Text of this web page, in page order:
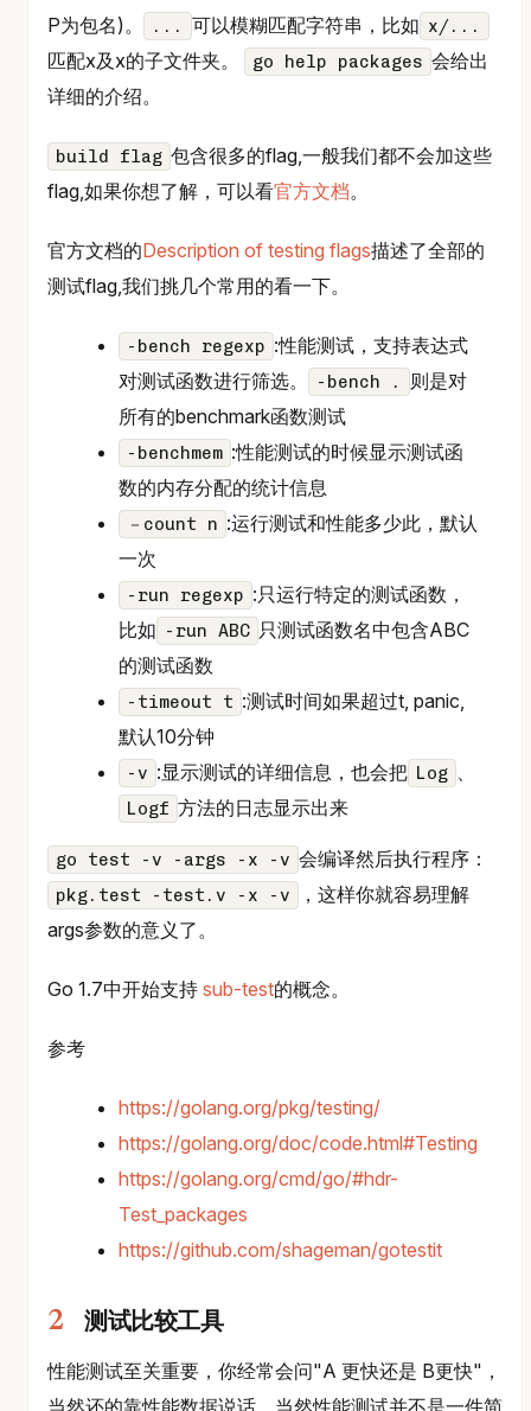
P为包名)。
... 可以模糊匹配字符串，比如 x/...
匹配x及x的子文件夹。 go help packages 会给出
详细的介绍。
build flag 包含很多的flag,一般我们都不会加这些
flag,如果你想了解，可以看官方文档。
官方文档的Description of testing flags描述了全部的
测试flag,我们挑几个常用的看一下。
-bench regexp :性能测试，支持表达式
对测试函数进行筛选。
-bench .
则是对
所有的benchmark函数测试
-benchmem :性能测试的时候显示测试函
数的内存分配的统计信息
－count n :运行测试和性能多少此，默认
一次
-run regexp :只运行特定的测试函数，
比如 -run ABC 只测试函数名中包含ABC
的测试函数
-timeout t :测试时间如果超过t, panic,
默认10分钟
-v :显示测试的详细信息，也会把 Log 、
Logf 方法的日志显示出来
go test -v -args -x -v 会编译然后执行程序：
pkg.test -test.v -x -v
，这样你就容易理解
args参数的意义了。
Go 1.7中开始支持 sub-test的概念。
参考
https://golang.org/pkg/testing/
https://golang.org/doc/code.html#Testing
https://golang.org/cmd/go/#hdr-
Test_packages
https://github.com/shageman/gotestit
测试比较工具
性能测试至关重要，你经常会问"A 更快还是 B更快"，